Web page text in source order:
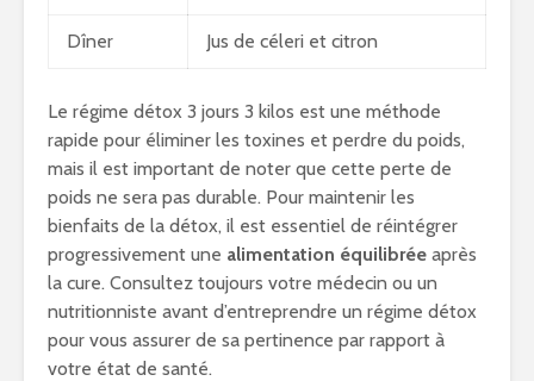
Dîner Jus de céleri et citron
Le régime détox 3 jours 3 kilos est une méthode
rapide pour éliminer les toxines et perdre du poids,
mais il est important de noter que cette perte de
poids ne sera pas durable. Pour maintenir les
bienfaits de la détox, il est essentiel de réintégrer
progressivement une alimentation équilibrée après
la cure. Consultez toujours votre médecin ou un
nutritionniste avant d’entreprendre un régime détox
pour vous assurer de sa pertinence par rapport à
votre état de santé.